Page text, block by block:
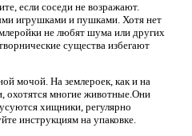
если соседи не возражают.
игрушками и пушками. Хотя нет
не любят шума или других
существа избегают
мочой. На землероек, как и на
охотятся многие животные.Они
хищники, регулярно
инструкциям на упаковке.